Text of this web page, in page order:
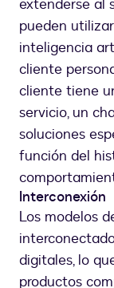
extenderse al
pueden
inteligencia
cliente
cliente tiene
servicio, un
soluciones
función del
Interconexión
Los modelos
digitales, lo
productos